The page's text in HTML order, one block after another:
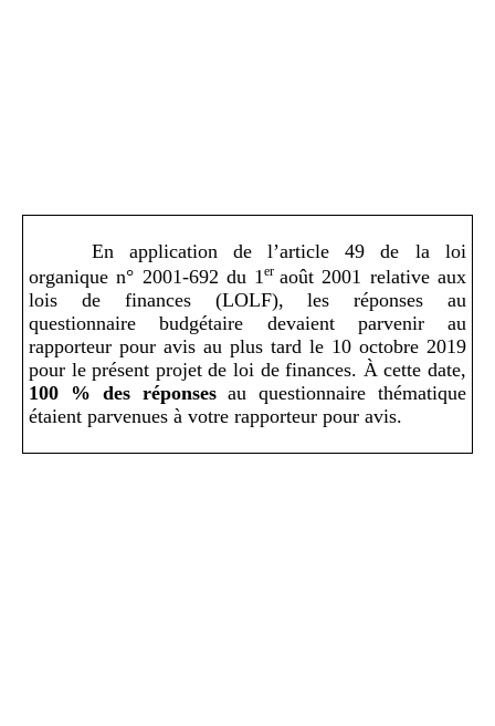
En application de l’article 49 de la loi
organique n° 2001-692 du 1 er août 2001 relative aux
lois de finances (LOLF), les réponses au
questionnaire budgétaire devaient parvenir au
rapporteur pour avis au plus tard le 10 octobre 2019
pour le présent projet de loi de finances. À cette date,
100 % des réponsesau questionnaire thématique
étaient parvenues à votre rapporteur pour avis.